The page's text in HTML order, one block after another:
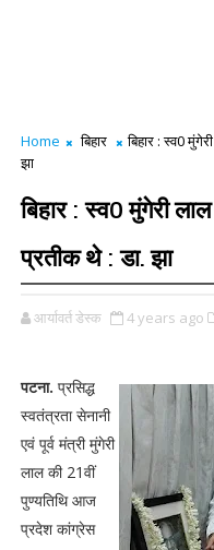
Home बिहार
बिहार : स्व0
झा
बिहार : स्व0 मुंगेरी
प्रतीक थे : डा. झा
आर्यावर्त डेस्क 4 years ago
पटना. प्रसिद्ध
स्वतंत्रता सेनानी
एवं पूर्व मंत्री मुंगेरी
लाल की 21वीं
पुण्यतिथि आज
प्रदेश कांग्रेस